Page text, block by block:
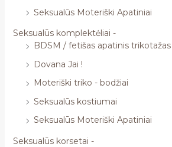
Seksualūs Moteriški Apatiniai
Seksualūs komplektėliai -
BDSM / fetišas apatinis trikotažas
Dovana Jai !
Moteriški triko - bodžiai
Seksualūs kostiumai
Seksualūs Moteriški Apatiniai
Seksualūs korsetai -